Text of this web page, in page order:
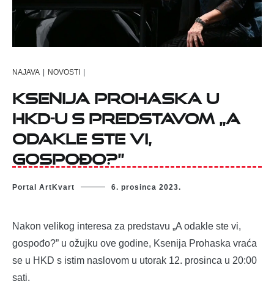
NAJAVA | NOVOSTI |
Ksenija Prohaska u
HKD-u s predstavom „A
odakle ste vi,
gospođo?”
Portal ArtKvart 6. prosinca 2023.
Nakon velikog interesa za predstavu „A odakle ste vi,
gospođo?” u ožujku ove godine, Ksenija Prohaska vraća
se u HKD s istim naslovom u utorak 12. prosinca u 20:00
sati.